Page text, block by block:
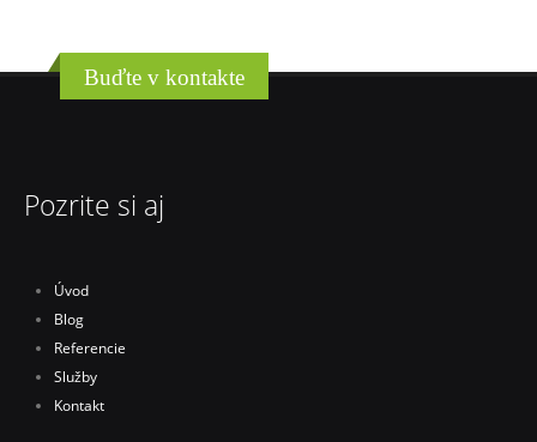
Buďte v kontakte
Pozrite si aj
Úvod
Blog
Referencie
Služby
Kontakt